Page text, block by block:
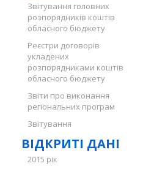
Звітування головних
розпорядників коштів
обласного бюджету
Реєстри договорів
укладених
розпорядниками коштів
обласного бюджету
Звіти про виконання
регіональних програм
Звітування
ВІДКРИТІ ДАНІ
2015 рік